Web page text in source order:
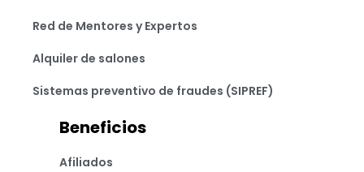
Red de Mentores y Expertos
Alquiler de salones
Sistemas preventivo de fraudes (SIPREF)
Beneficios
Afiliados